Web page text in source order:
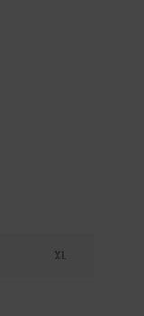
XL